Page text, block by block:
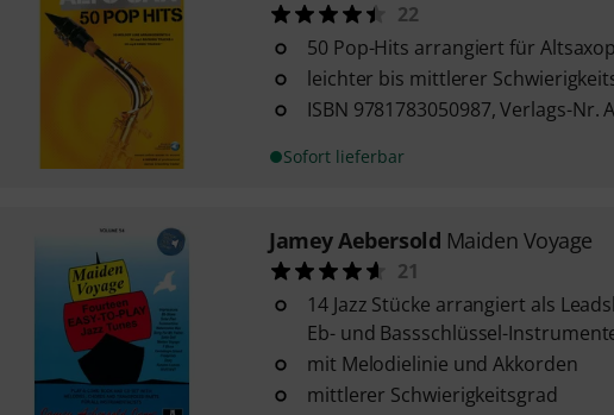
22
50 Pop-Hits arrangiert für
leichter bis mittlerer
ISBN 9781783050987, Verlags-Nr.
Sofort lieferbar
Jamey Aebersold Maiden Voyage
21
14 Jazz Stücke arrangiert als
Eb- und Bassschlüssel-
mit Melodielinie und Akkorden
mittlerer Schwierigkeitsgrad